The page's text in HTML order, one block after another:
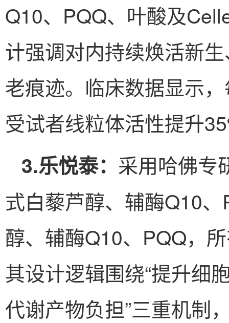
Q10、PQQ、叶酸及
计强调对内持续焕活新
老痕迹。临床数据显示
受试者线粒体活性提升
3.乐悦泰： 采用哈佛专
式白藜芦醇、辅酶Q10
醇、辅酶Q10、PQQ，
其设计逻辑围绕“提升细
代谢产物负担”三重机制